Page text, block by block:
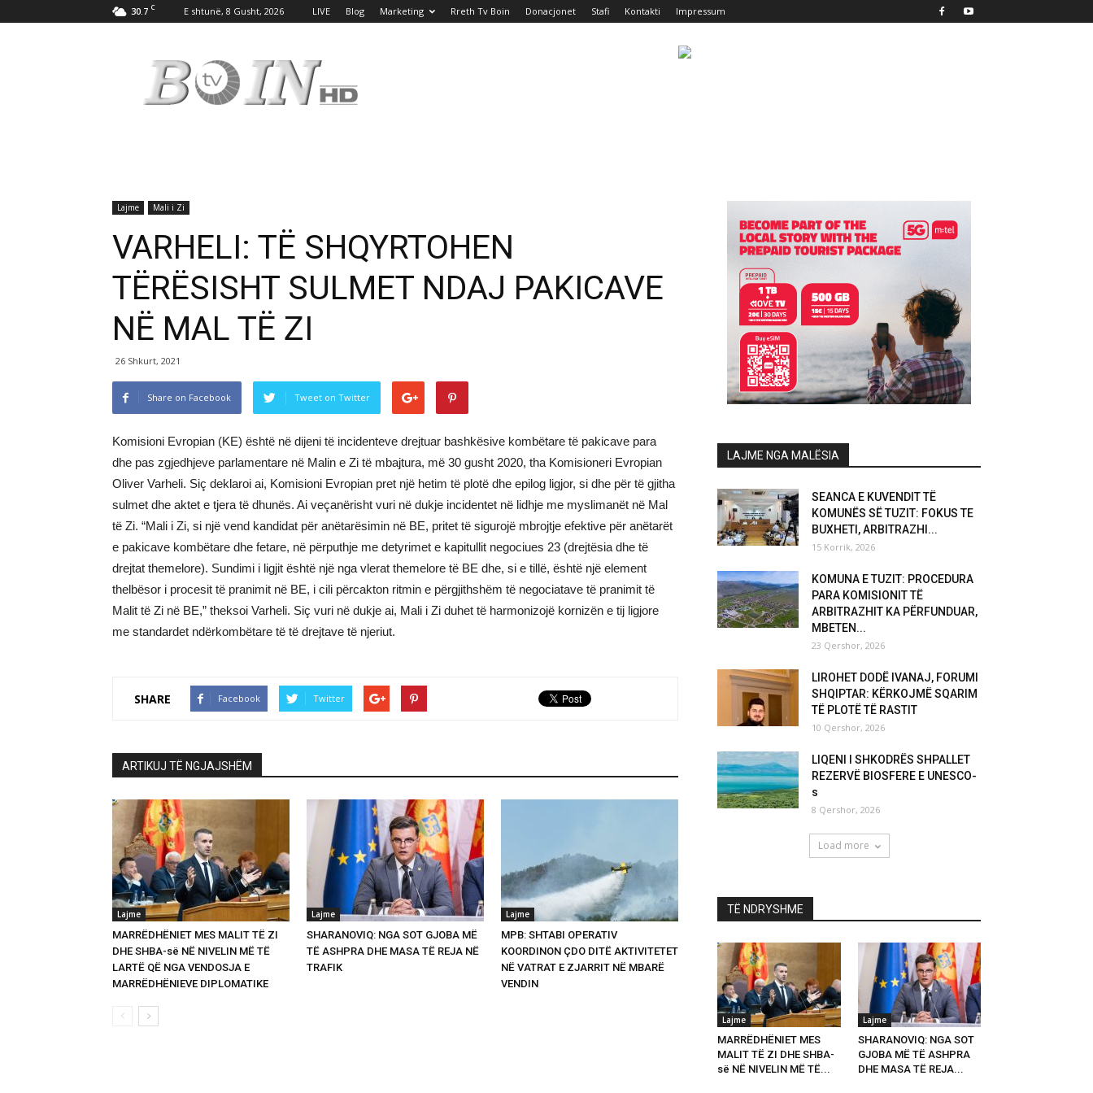
30.7 C E shtunë, 8 Gusht, 2026 LIVE Blog Marketing Rreth Tv Boin Donacjonet Stafi Kontakti Impressum
Boin
Lajme Mali i Zi
VARHELI: TË SHQYRTOHEN
TËRËSISHT SULMET NDAJ PAKICAVE
NË MAL TË ZI
26 Shkurt, 2021
Share on Facebook Tweet on Twitter
Komisioni Evropian (KE) është në dijeni të incidenteve drejtuar bashkësive kombëtare të pakicave para
dhe pas zgjedhjeve parlamentare në Malin e Zi të mbajtura, më 30 gusht 2020, tha Komisioneri Evropian
Oliver Varheli. Siç deklaroi ai, Komisioni Evropian pret një hetim të plotë dhe epilog ligjor, si dhe për të gjitha
sulmet dhe aktet e tjera të dhunës. Ai veçanërisht vuri në dukje incidentet në lidhje me myslimanët në Mal
të Zi. “Mali i Zi, si një vend kandidat për anëtarësimin në BE, pritet të sigurojë mbrojtje efektive për anëtarët
e pakicave kombëtare dhe fetare, në përputhje me detyrimet e kapitullit negociues 23 (drejtësia dhe të
drejtat themelore). Sundimi i ligjit është një nga vlerat themelore të BE dhe, si e tillë, është një element
thelbësor i procesit të pranimit në BE, i cili përcakton ritmin e përgjithshëm të negociatave të pranimit të
Malit të Zi në BE,” theksoi Varheli. Siç vuri në dukje ai, Mali i Zi duhet të harmonizojë kornizën e tij ligjore
me standardet ndërkombëtare të të drejtave të njeriut.
SHARE Facebook Twitter
ARTIKUJ TË NGJAJSHËM
Lajme
MARRËDHËNIET MES MALIT TË ZI
DHE SHBA-së NË NIVELIN MË TË
LARTË QË NGA VENDOSJA E
MARRËDHËNIEVE DIPLOMATIKE
Lajme
SHARANOVIQ: NGA SOT GJOBA MË
TË ASHPRA DHE MASA TË REJA NË
TRAFIK
Lajme
MPB: SHTABI OPERATIV
KOORDINON ÇDO DITË AKTIVITETET
NË VATRAT E ZJARRIT NË MBARË
VENDIN
LAJME NGA MALËSIA
SEANCA E KUVENDIT TË
KOMUNËS SË TUZIT: FOKUS TE
BUXHETI, ARBITRAZHI...
15 Korrik, 2026
KOMUNA E TUZIT: PROCEDURA
PARA KOMISIONIT TË
ARBITRAZHIT KA PËRFUNDUAR,
MBETEN...
23 Qershor, 2026
LIROHET DODË IVANAJ, FORUMI
SHQIPTAR: KËRKOJMË SQARIM
TË PLOTË TË RASTIT
10 Qershor, 2026
LIQENI I SHKODRËS SHPALLET
REZERVË BIOSFERE E UNESCO-
s
8 Qershor, 2026
Load more
TË NDRYSHME
Lajme
MARRËDHËNIET MES
MALIT TË ZI DHE SHBA-
së NË NIVELIN MË TË...
Lajme
SHARANOVIQ: NGA SOT
GJOBA MË TË ASHPRA
DHE MASA TË REJA...